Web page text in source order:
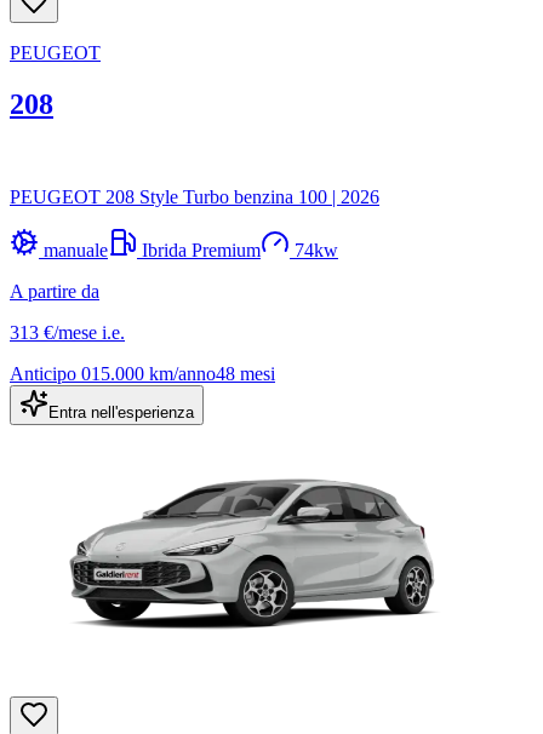
PEUGEOT
208
PEUGEOT 208 Style Turbo benzina 100 | 2026
manuale Ibrida Premium 74kw
A partire da
313 €/mese i.e.
Anticipo 015.000 km/anno48 mesi
Entra nell'esperienza